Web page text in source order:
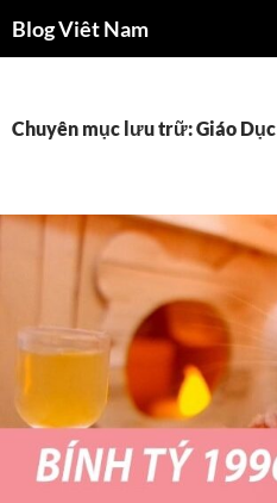
đếnBlog Viêt Nam
kiếm
Chuyên mục lưu trữ: Giáo Dục